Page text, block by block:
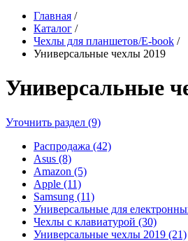
Главная /
Каталог /
Чехлы для планшетов/E-book /
Универсальные чехлы 2019
Универсальные
Уточнить раздел (9)
Распродажа (42)
Asus (8)
Amazon (5)
Apple (11)
Samsung (11)
Универсальные для
Чехлы с клавиатурой (30)
Универсальные чехлы 2019 (21)